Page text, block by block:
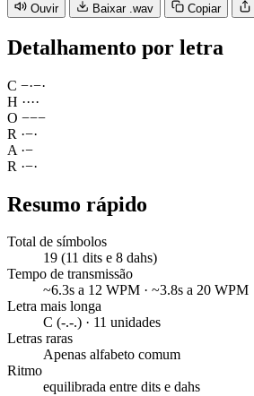
Ouvir Baixar .wav Copiar
Detalhamento por letra
C −·−·
H ····
O −−−
R ·−·
A ·−
R ·−·
Resumo rápido
Total de símbolos
19 (11 dits e 8 dahs)
Tempo de transmissão
~6.3s a 12 WPM · ~3.8s a 20 WPM
Letra mais longa
C (-.-.) · 11 unidades
Letras raras
Apenas alfabeto comum
Ritmo
equilibrada entre dits e dahs